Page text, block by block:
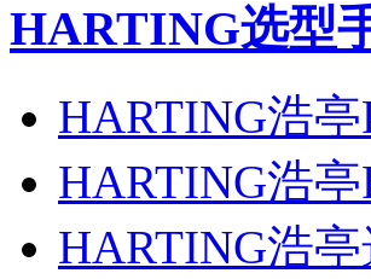
HARTING选型
HARTING浩
HARTING浩
HARTING浩